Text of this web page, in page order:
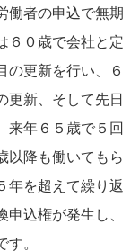
働者の申込で無期
６０歳で会社と定
の更新を行い、６
更新、そして先日
来年６５歳で５回
以降も働いてもら
年を超えて繰り返
込権が発生し、
。